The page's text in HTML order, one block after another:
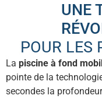
UNE
POUR LES
La piscine à fond
pointe de la
secondes la